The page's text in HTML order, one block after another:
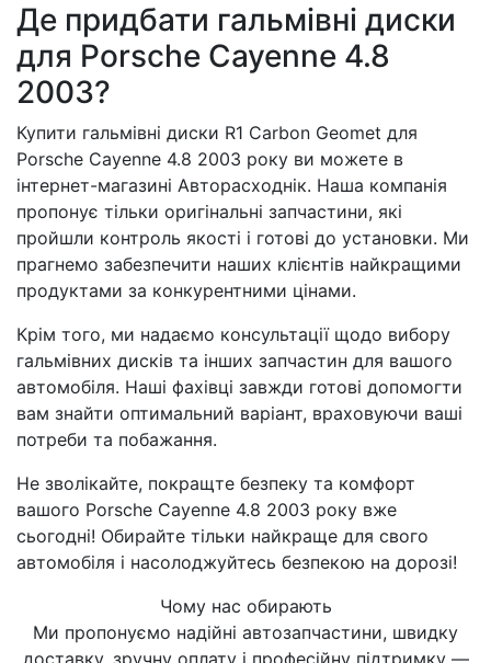
Де придбати гальмівні диски
для Porsche Cayenne 4.8
2003?
Купити гальмівні диски R1 Carbon Geomet для
Porsche Cayenne 4.8 2003 року ви можете в
інтернет-магазині Авторасходнік. Наша компанія
пропонує тільки оригінальні запчастини, які
пройшли контроль якості і готові до установки. Ми
прагнемо забезпечити наших клієнтів найкращими
продуктами за конкурентними цінами.
Крім того, ми надаємо консультації щодо вибору
гальмівних дисків та інших запчастин для вашого
автомобіля. Наші фахівці завжди готові допомогти
вам знайти оптимальний варіант, враховуючи ваші
потреби та побажання.
Не зволікайте, покращте безпеку та комфорт
вашого Porsche Cayenne 4.8 2003 року вже
сьогодні! Обирайте тільки найкраще для свого
автомобіля і насолоджуйтесь безпекою на дорозі!
Чому нас обирають
Ми пропонуємо надійні автозапчастини, швидку
доставку, зручну оплату і професійну підтримку —